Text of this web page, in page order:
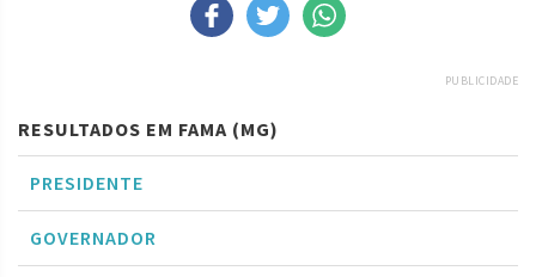
PUBLICIDADE
RESULTADOS EM FAMA (MG)
PRESIDENTE
GOVERNADOR